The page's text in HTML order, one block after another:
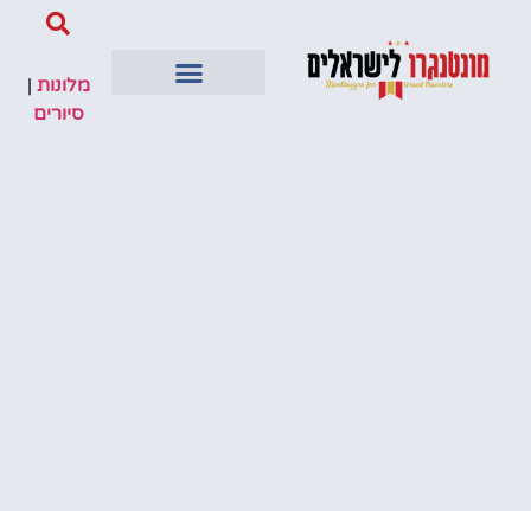
מלונות |
סיורים